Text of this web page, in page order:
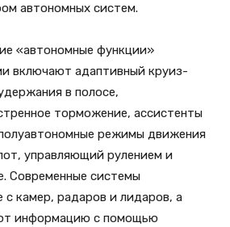
автономных систем.
«автономные функции»
включают адаптивный круиз-
в полосе,
торможение, ассистенты
режимы движения
управляющий рулением и
Современные системы
камер, радаров и лидаров, а
информацию с помощью